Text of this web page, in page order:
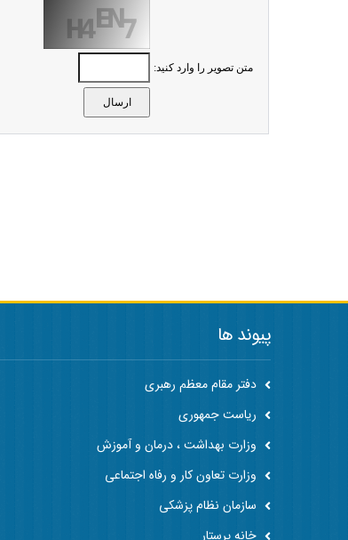
متن تصویر را وارد کنید:
پیوند ها
دفتر مقام معظم رهبری
ریاست جمهوری
وزارت بهداشت ، درمان و آموزش
وزارت تعاون کار و رفاه اجتماعی
سازمان نظام پزشکی
خانه پرستار